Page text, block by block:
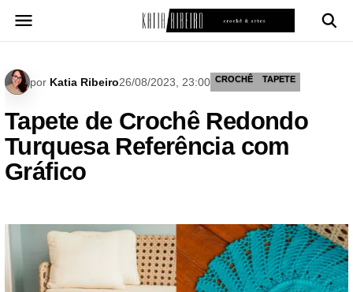
para
por Katia Ribeiro26/08/2023, 23:00 CROCHÊ TAPETE
Tapete de Crochê Redondo
Turquesa Referência com
Gráfico